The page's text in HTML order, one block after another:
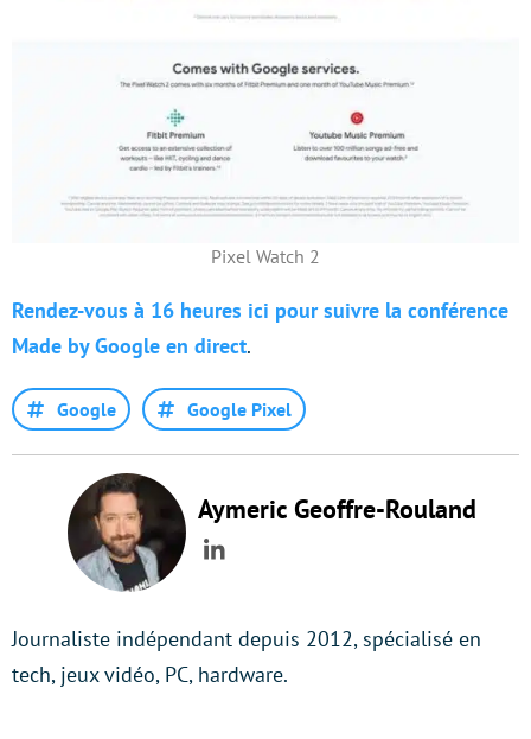
Pixel Watch 2
Rendez-vous à 16 heures ici pour suivre la conférence
Made by Google en direct.
Google Google Pixel
Aymeric Geoffre-Rouland
LinkedIn
Journaliste indépendant depuis 2012, spécialisé en
tech, jeux vidéo, PC, hardware.